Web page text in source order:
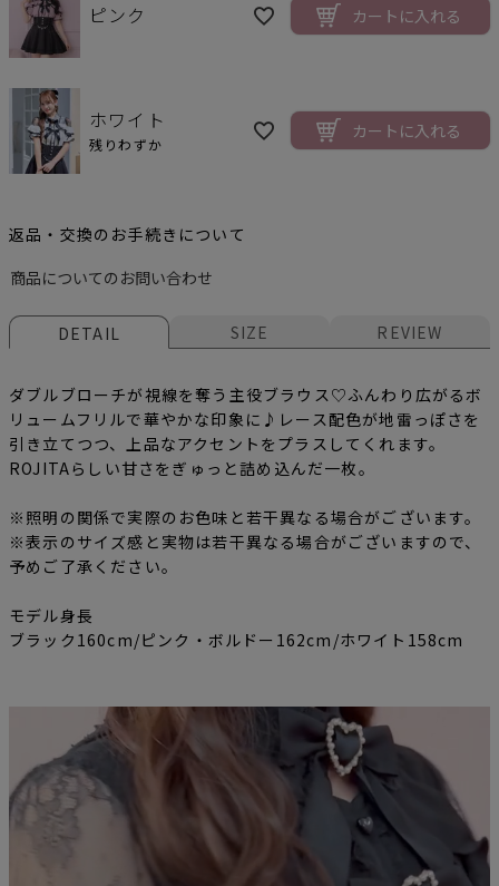
ピンク カートに入れる
ホワイト
残りわずか
カートに入れる
返品・交換のお手続きについて
商品についてのお問い合わせ
DETAIL SIZE REVIEW
ダブルブローチが視線を奪う主役ブラウス♡ふんわり広がるボ
リュームフリルで華やかな印象に♪レース配色が地雷っぽさを
引き立てつつ、上品なアクセントをプラスしてくれます。
ROJITAらしい甘さをぎゅっと詰め込んだ一枚。
※照明の関係で実際のお色味と若干異なる場合がございます。
※表示のサイズ感と実物は若干異なる場合がございますので、
予めご了承ください。
モデル身長
ブラック160cm/ピンク・ボルドー162cm/ホワイト158cm